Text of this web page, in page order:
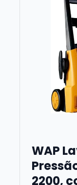
WAP
2200,